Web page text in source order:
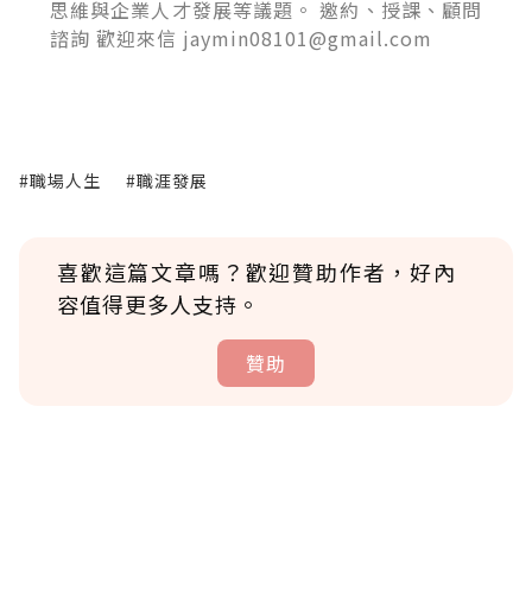
思維與企業人才發展等議題。 邀約、授課、顧問
諮詢 歡迎來信 jaymin08101@gmail.com
#職場人生 #職涯發展
喜歡這篇文章嗎？歡迎贊助作者，好內
容值得更多人支持。
贊助